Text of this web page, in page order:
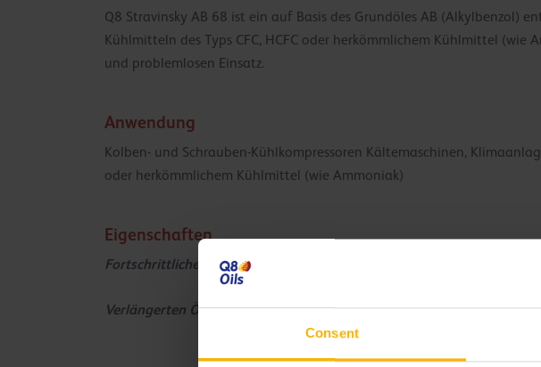
Consent
Q8 Stravinsky AB 68 ist ein auf Basis des Grundöles AB (Alkylbenzol)
Kühlmitteln des Typs CFC, HCFC oder herkömmlichem Kühlmittel
und problemlosen Einsatz.
Anwendung
Kolben- und Schrauben-Kühlkompressoren Kältemaschinen,
oder herkömmlichem Kühlmittel (wie Ammoniak)
Eigenschaften
Fortschrittliche Technologie
Verlängerten Ölwechselintervallen
Verlängerte
harten